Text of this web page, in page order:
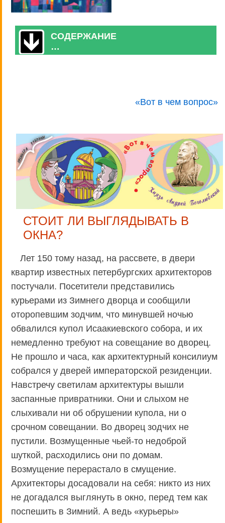
СОДЕРЖАНИЕ
…
«Вот в чем вопрос»
СТОИТ ЛИ ВЫГЛЯДЫВАТЬ В
ОКНА?
Лет 150 тому назад, на рассвете, в двери
квартир известных петербургских архитекторов
постучали. Посетители представились
курьерами из Зимнего дворца и сообщили
оторопевшим зодчим, что минувшей ночью
обвалился купол Исаакиевского собора, и их
немедленно требуют на совещание во дворец.
Не прошло и часа, как архитектурный консилиум
собрался у дверей императорской резиденции.
Навстречу светилам архитектуры вышли
заспанные привратники. Они и слыхом не
слыхивали ни об обрушении купола, ни о
срочном совещании. Во дворец зодчих не
пустили. Возмущенные чьей-то недоброй
шуткой, расходились они по домам.
Возмущение перерастало в смущение.
Архитекторы досадовали на себя: никто из них
не догадался выглянуть в окно, перед тем как
поспешить в Зимний. А ведь «курьеры»